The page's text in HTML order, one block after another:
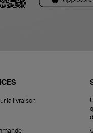
la livraison